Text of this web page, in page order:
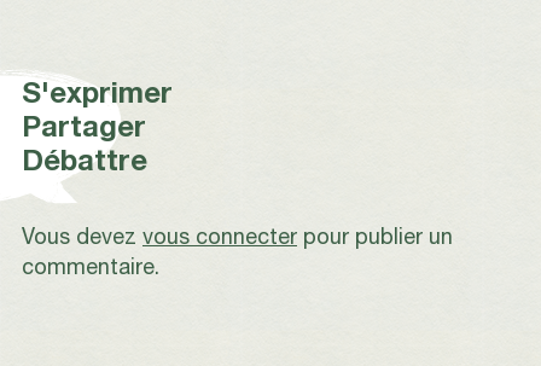
S'exprimer
Partager
Débattre
Vous devez vous connecter pour publier un
commentaire.